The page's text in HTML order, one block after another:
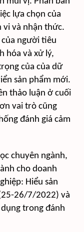
lựa chọn của
vi và nhận thức.
người tiêu
hóa và xử lý,
của của dữ
sản phẩm mới.
thảo luận ở cuối
vai trò cũng
đánh giá cảm
chuyên ngành,
cho doanh
Hiểu sản
26/7/2022) và
trong đánh